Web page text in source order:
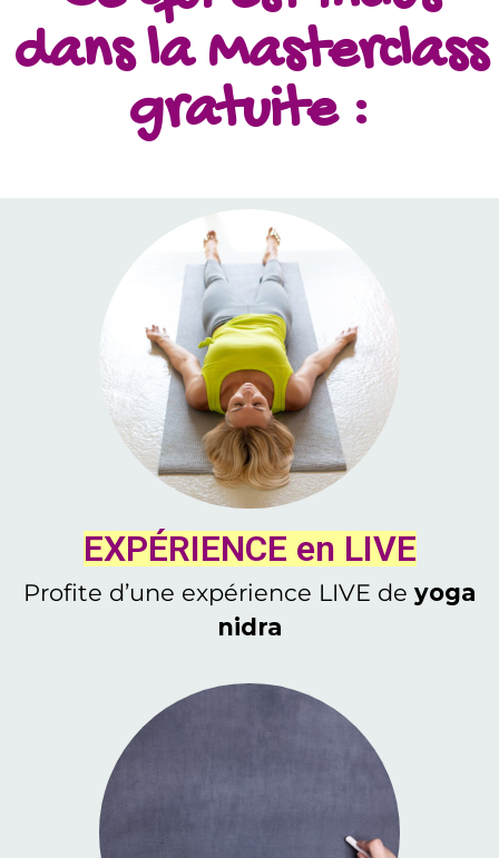
dans la Masterclass
gratuite :
EXPÉRIENCE en LIVE
Profite d’une expérience LIVE de yoga
nidra